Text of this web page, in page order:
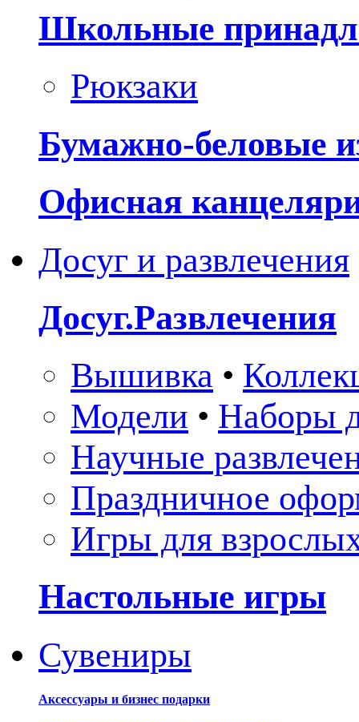
Школьные
Рюкзаки
Бумажно-беловые
Офисная
Досуг и развлечения
Досуг.Развлечения
Вышивка •
Модели • Наборы
Научные
Праздничное
Игры для
Настольные игры
Сувениры
Аксессуары и бизнес подарки